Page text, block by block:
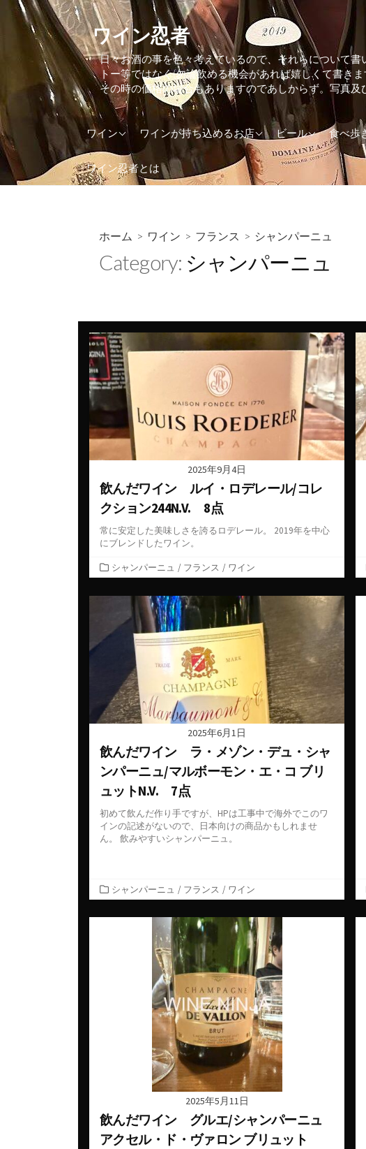
へ
ス
キ
ッ
プ
ワイン忍者
日々お酒の事を色々考えているので、それらについて
トー等ではなく(勿論飲める機会があれば嬉しくて書き
その時の価格の場合もありますのであしからず。写真
ワイン
アメリカ
アルゼンチン
イギリス(UK)
インド
ウクライナ
カナダ
ギリシャ
シリア・アラブ共和国
ジョージア
スペイン
タイ
チェコ共和国
チリ
ドイツ
コート・デュ・ローヌ
シャンパーニュ
ジュラ・サヴォワ
ブルゴーニュ
ボルドー
ラングドック・ルシヨン
ロワール
ベルギー
ポルトガル
マケドニア
マルタ共和国
ルーマニア
南アフリカ
日本
ワインが持ち込めるお店
東京都
大阪府
神奈川県
ビール
アイルランド
アメリカ
イギリス(UK)
オランダ
オーストラリア
スウェーデン
スペイン
チェコ
デンマーク
ドイツ
ニュージーランド
フランス
メキシコ
中国
台湾
日本
食べ歩
そば・
とんか
イタリ
スペイ
ダイニ
バル
バー
パン
ビアバ
ビス
ワイン忍者とは
ホーム > ワイン > フランス > シャンパーニュ
Category: シャンパーニュ
2025年9月4日
飲んだワイン ルイ・ロデレール/コレ
クション244N.V. 8点
常に安定した美味しさを誇るロデレール。 2019年を中心
にブレンドしたワイン。
カ
テ
ゴ
シャンパーニュ / フランス / ワイン
2025年6月1日
飲んだワイン ラ・メゾン・デュ・シャ
ンパーニュ/マルボーモン・エ・コ ブリ
ュットN.V. 7点
初めて飲んだ作り手ですが、HPは工事中で海外でこのワ
インの記述がないので、日本向けの商品かもしれませ
ん。 飲みやすいシャンパーニュ。
カ
テ
ゴ
シャンパーニュ / フランス / ワイン
2025年5月11日
飲んだワイン グルエ/シャンパーニュ
アクセル・ド・ヴァロン ブリュット